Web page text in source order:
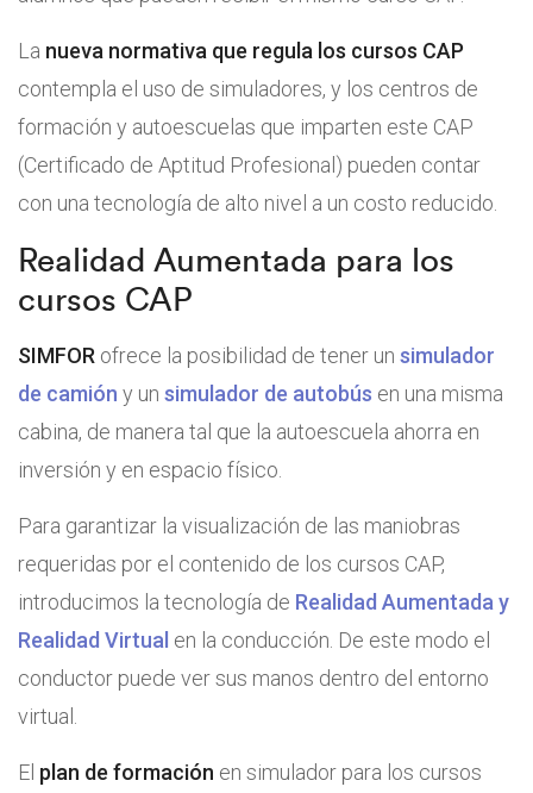
La nueva normativa que regula los cursos CAP
contempla el uso de simuladores, y los centros de
formación y autoescuelas que imparten este CAP
(Certificado de Aptitud Profesional) pueden contar
con una tecnología de alto nivel a un costo reducido.
Realidad Aumentada para los
cursos CAP
SIMFOR ofrece la posibilidad de tener un simulador
de camión y un simulador de autobús en una misma
cabina, de manera tal que la autoescuela ahorra en
inversión y en espacio físico.
Para garantizar la visualización de las maniobras
requeridas por el contenido de los cursos CAP,
introducimos la tecnología de Realidad Aumentada y
Realidad Virtual en la conducción. De este modo el
conductor puede ver sus manos dentro del entorno
virtual.
El plan de formación en simulador para los cursos